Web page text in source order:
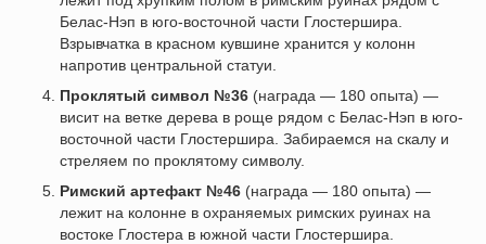
Белас-Нэп в юго-восточной части Глостершира.
Взрывчатка в красном кувшине хранится у колонн
напротив центральной статуи.
Проклятый символ №36 (награда — 180 опыта) —
висит на ветке дерева в роще рядом с Белас-Нэп в юго-
восточной части Глостершира. Забираемся на скалу и
стреляем по проклятому символу.
Римский артефакт №46 (награда — 180 опыта) —
лежит на колонне в охраняемых римских руинах на
востоке Глостера в южной части Глостершира.